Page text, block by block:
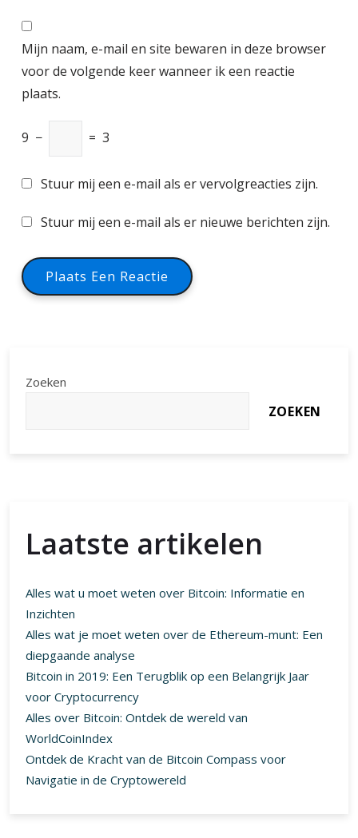
Mijn naam, e-mail en site bewaren in deze browser
voor de volgende keer wanneer ik een reactie
plaats.
9 − = 3
Stuur mij een e-mail als er vervolgreacties zijn.
Stuur mij een e-mail als er nieuwe berichten zijn.
Zoeken
ZOEKEN
Laatste artikelen
Alles wat u moet weten over Bitcoin: Informatie en
Inzichten
Alles wat je moet weten over de Ethereum-munt: Een
diepgaande analyse
Bitcoin in 2019: Een Terugblik op een Belangrijk Jaar
voor Cryptocurrency
Alles over Bitcoin: Ontdek de wereld van
WorldCoinIndex
Ontdek de Kracht van de Bitcoin Compass voor
Navigatie in de Cryptowereld